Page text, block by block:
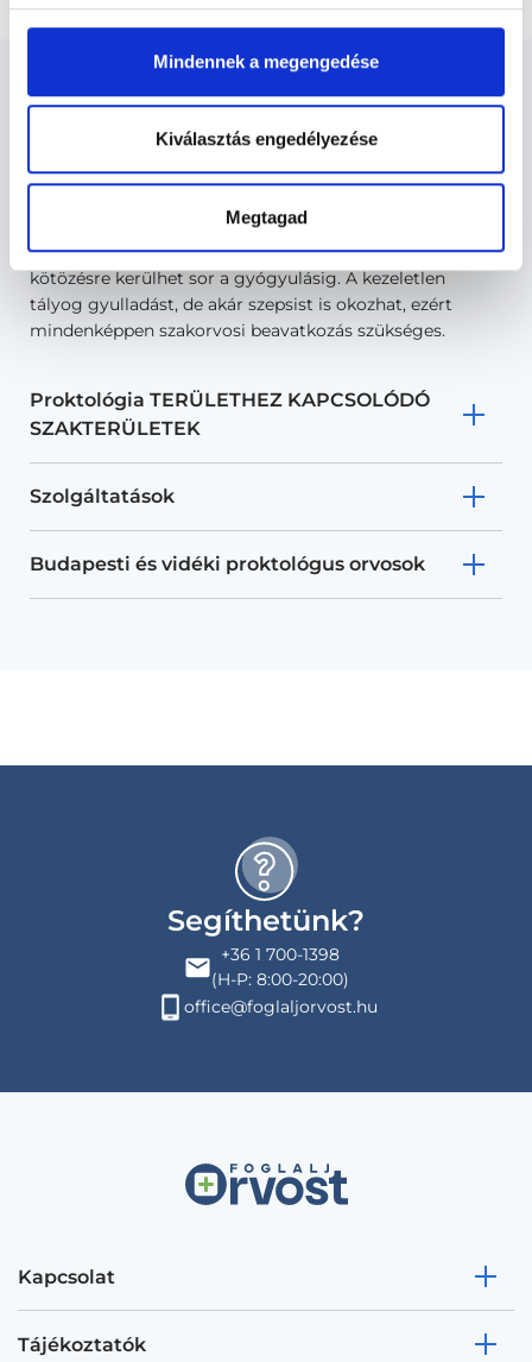
Mindennek a megengedése
Kiválasztás engedélyezése
Megtagad
Proktológus - Proktológia
A tályogot nyitva kezelik, így többszöri tályogtisztításra,
kötözésre kerülhet sor a gyógyulásig. A kezeletlen
tályog gyulladást, de akár szepsist is okozhat, ezért
mindenképpen szakorvosi beavatkozás szükséges.
Proktológia TERÜLETHEZ KAPCSOLÓDÓ
SZAKTERÜLETEK
Szolgáltatások
Budapesti és vidéki proktológus orvosok
Segíthetünk?
+36 1 700-1398
(H-P: 8:00-20:00)
office@foglaljorvost.hu
Kapcsolat
Tájékoztatók